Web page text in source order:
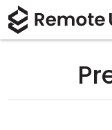
Produktion og
Licensassistent
Dokumentation
Presseværelse